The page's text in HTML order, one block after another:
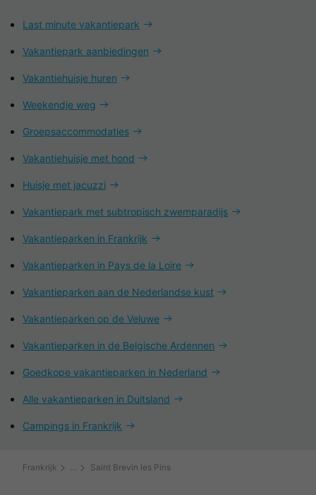
Last minute vakantiepark
Vakantiepark aanbiedingen
Vakantiehuisje huren
Weekendje weg
Groepsaccommodaties
Vakantiehuisje met hond
Huisje met jacuzzi
Vakantiepark met subtropisch zwemparadijs
Vakantieparken in Frankrijk
Vakantieparken in Pays de la Loire
Vakantieparken aan de Nederlandse kust
Vakantieparken op de Veluwe
Vakantieparken in de Belgische Ardennen
Goedkope vakantieparken in Nederland
Alle vakantieparken in Duitsland
Campings in Frankrijk
Frankrijk Saint Brevin les Pins